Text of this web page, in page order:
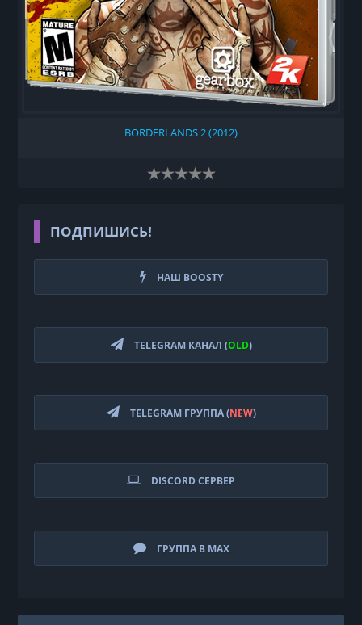
BORDERLANDS 2 (2012)
ПОДПИШИСЬ!
НАШ BOOSTY
TELEGRAM КАНАЛ (OLD)
TELEGRAM ГРУППА (NEW)
DISCORD СЕРВЕР
ГРУППА В MAX